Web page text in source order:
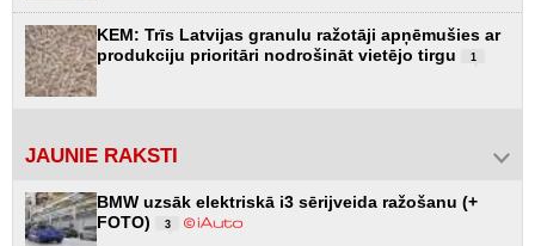
KEM: Trīs Latvijas granulu ražotāji apņēmušies ar
produkciju prioritāri nodrošināt vietējo tirgu
1
JAUNIE RAKSTI
BMW uzsāk elektriskā i3 sērijveida ražošanu (+
FOTO)
3